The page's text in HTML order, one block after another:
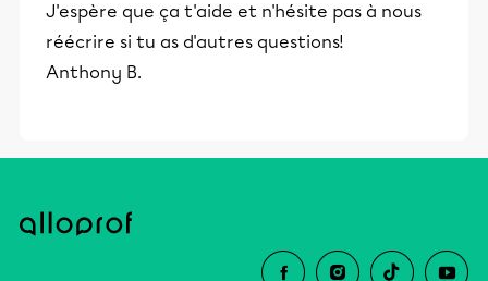
J'espère que ça t'aide et n'hésite pas à nous
réécrire si tu as d'autres questions!
Anthony B.